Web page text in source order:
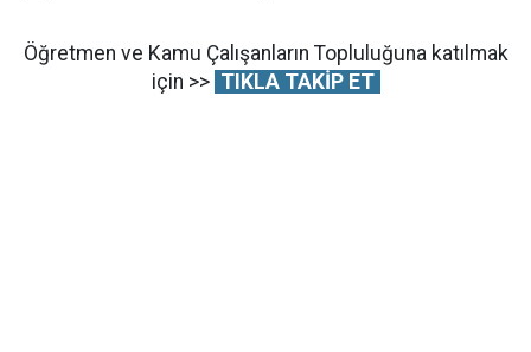
Öğretmen ve Kamu Çalışanların Topluluğuna katılmak
için >> TIKLA TAKİP ET